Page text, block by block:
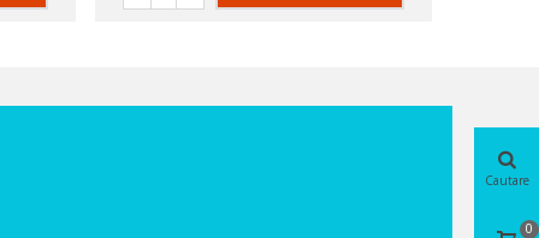
Cautare
0